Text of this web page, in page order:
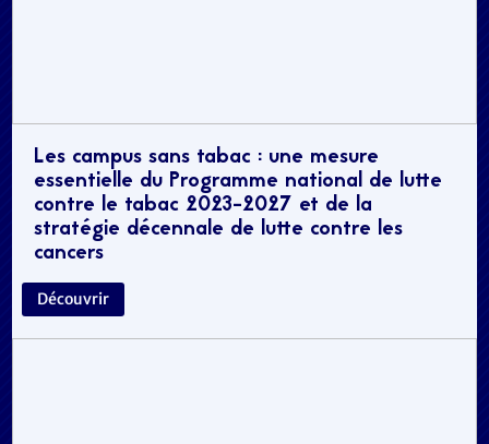
Les campus sans tabac : une mesure
essentielle du Programme national de lutte
contre le tabac 2023-2027 et de la
stratégie décennale de lutte contre les
cancers
Découvrir